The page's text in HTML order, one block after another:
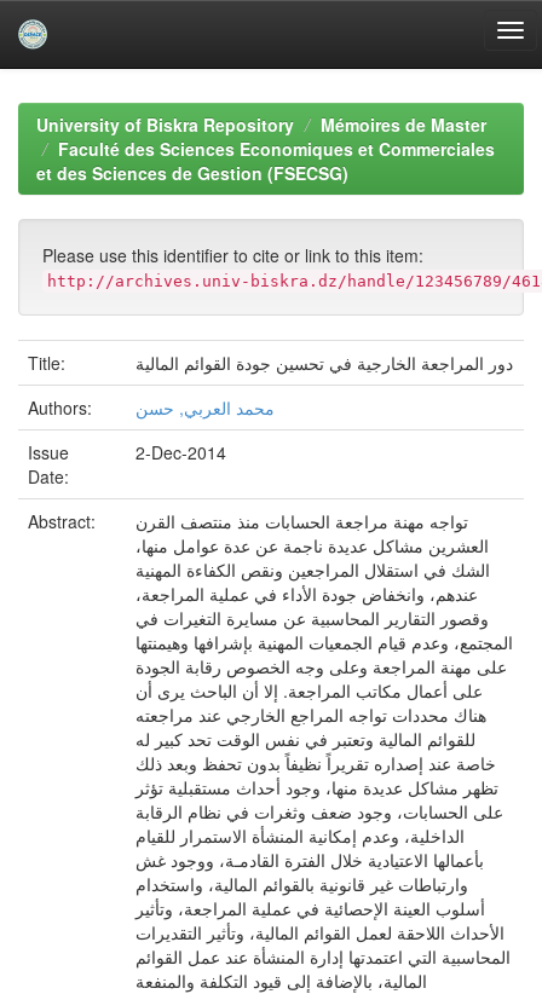
navigationUniversity of Biskra Repository
Mémoires de Master
Faculté des Sciences Economiques et Commerciales
et des Sciences de Gestion (FSECSG)
Please use this identifier to cite or link to this item:
http://archives.univ-biskra.dz/handle/123456789/
Title:
دور المراجعة الخارجية في تحسين جودة القوائم المالية
Authors:
محمد العربي, حسن
Issue
Date:
2-Dec-2014
Abstract:
تواجه مهنة مراجعة الحسابات منذ منتصف القرن
العشرين مشاكل عديدة ناجمة عن عدة عوامل منها،
الشك في استقلال المراجعين ونقص الكفاءة المهنية
عندهم، وانخفاض جودة الأداء في عملية المراجعة،
وقصور التقارير المحاسبية عن مسايرة التغيرات في
المجتمع، وعدم قيام الجمعيات المهنية بإشرافها وهيمنتها
على مهنة المراجعة وعلى وجه الخصوص رقابة الجودة
على أعمال مكاتب المراجعة. إلا أن الباحث يرى أن
هناك محددات تواجه المراجع الخارجي عند مراجعته
للقوائم المالية وتعتبر في نفس الوقت تحد كبير له
خاصة عند إصداره تقريراً نظيفاً بدون تحفظ وبعد ذلك
تظهر مشاكل عديدة منها، وجود أحداث مستقبلية تؤثر
على الحسابات، وجود ضعف وثغرات في نظام الرقابة
الداخلية، وعدم إمكانية المنشأة الاستمرار للقيام
بأعمالها الاعتيادية خلال الفترة القادمـة، ووجود غش
وارتباطات غير قانونية بالقوائم المالية، واستخدام
أسلوب العينة الإحصائية في عملية المراجعة، وتأثير
الأحداث اللاحقة لعمل القوائم المالية، وتأثير التقديرات
المحاسبية التي اعتمدتها إدارة المنشأة عند عمل القوائم
المالية، بالإضافة إلى قيود التكلفة والمنفعة